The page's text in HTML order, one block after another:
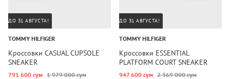
ДО 31 АВГУСТА!
TOMMY HILFIGER
Кроссовки CASUAL CUPSOLE
SNEAKER
791 600 сум 1 979 000 сум
ДО 31 АВГУСТА!
TOMMY HILFIGER
Кроссовки ESSENTIAL
PLATFORM COURT SNEAKER
947 600 сум 2 369 000 сум